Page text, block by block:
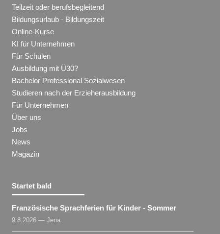
Teilzeit oder berufsbegleitend
Bildungsurlaub · Bildungszeit
Online-Kurse
KI für Unternehmen
Für Schulen
Ausbildung mit Ü30?
Bachelor Professional Sozialwesen
Studieren nach der Erzieherausbildung
Für Unternehmen
Über uns
Jobs
News
Magazin
Startet bald
Französische Sprachferien für Kinder - Sommer
9.8.2026 — Jena